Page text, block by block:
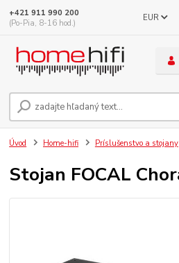
EUR
+421 911 990 200
(Po-Pia, 8-16 hod.)
Úvod Home-hifi Príslušenstvo a stojany
Stojan FOCAL